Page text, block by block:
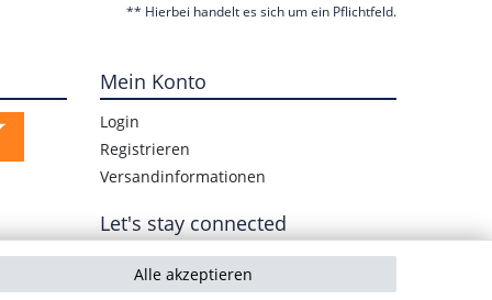
** Hierbei handelt es sich um ein Pflichtfeld.
Mein Konto
Login
Registrieren
Versandinformationen
Let's stay connected
Alle akzeptieren